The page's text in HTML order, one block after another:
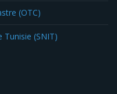
(OTC)
(SNIT)